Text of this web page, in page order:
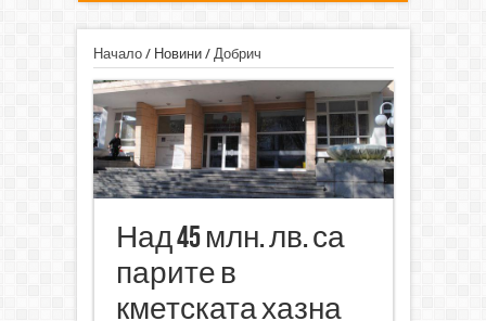
Начало/ Новини/ Добрич
Над 45 млн. лв. са
парите в
кметската хазна